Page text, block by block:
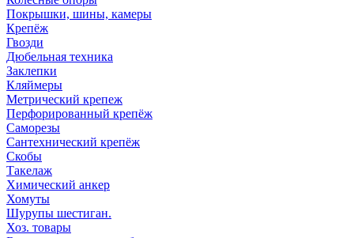
Покрышки, шины, камеры
Крепёж
Гвозди
Дюбельная техника
Заклепки
Кляймеры
Метрический крепеж
Перфорированный крепёж
Саморезы
Сантехнический крепёж
Скобы
Такелаж
Химический анкер
Хомуты
Шурупы шестиган.
Хоз. товары